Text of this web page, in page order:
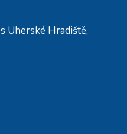
Uherské Hradiště,